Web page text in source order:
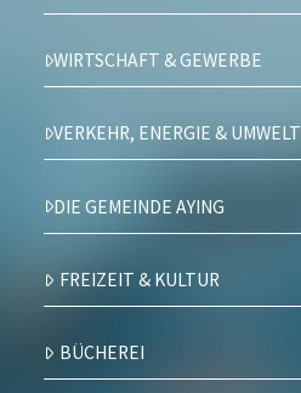
WIRTSCHAFT & GEWERBE
VERKEHR, ENERGIE & UMWELT
DIE GEMEINDE AYING
FREIZEIT & KULTUR
BÜCHEREI